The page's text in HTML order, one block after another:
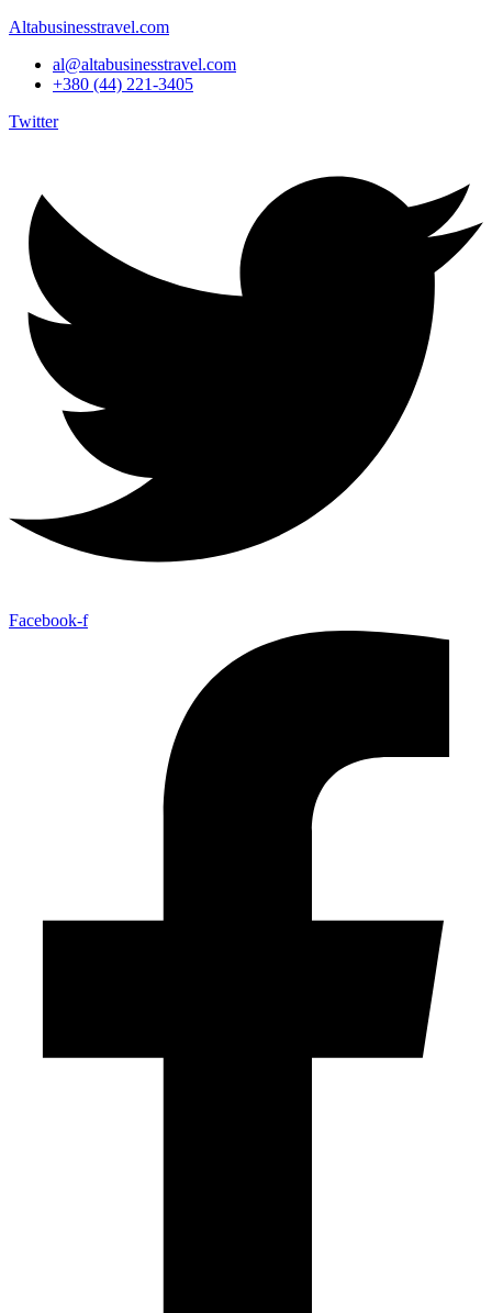
Altabusinesstravel.com
al@altabusinesstravel.com
+380 (44) 221-3405
Twitter
Facebook-f